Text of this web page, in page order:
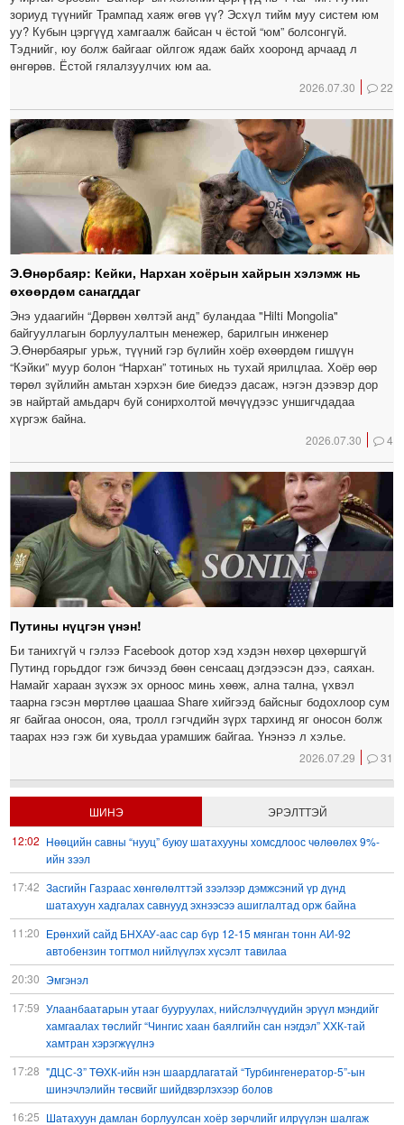
зориуд түүнийг Трампад хаяж өгөв үү? Эсхүл тийм муу систем юм
уу? Кубын цэргүүд хамгаалж байсан ч ёстой “юм” болсонгүй.
Тэднийг, юу болж байгааг ойлгож ядаж байх хооронд арчаад л
өнгөрөв. Ёстой гялалзуулчих юм аа.
2026.07.30 22
Э.Өнөрбаяр: Кейки, Нархан хоёрын хайрын хэлэмж нь
өхөөрдөм санагддаг
Энэ удаагийн “Дөрвөн хөлтэй анд” буландаа "Hilti Mongolia"
байгууллагын борлуулалтын менежер, барилгын инженер
Э.Өнөрбаярыг урьж, түүний гэр бүлийн хоёр өхөөрдөм гишүүн
“Кэйки” муур болон “Нархан” тотиных нь тухай ярилцлаа. Хоёр өөр
төрөл зүйлийн амьтан хэрхэн бие биедээ дасаж, нэгэн дээвэр дор
эв найртай амьдарч буй сонирхолтой мөчүүдээс уншигчдадаа
хүргэж байна.
2026.07.30 4
Путины нүцгэн үнэн!
Би танихгүй ч гэлээ Facebook дотор хэд хэдэн нөхөр цөхөршгүй
Путинд горьддог гэж бичээд бөөн сенсаац дэгдээсэн дээ, саяхан.
Намайг хараан зүхэж эх орноос минь хөөж, ална тална, үхвэл
таарна гэсэн мөртлөө цаашаа Share хийгээд байсныг бодохлоор сум
яг байгаа оносон, ояа, тролл гэгчдийн зүрх тархинд яг оносон болж
таарах нээ гэж би хувьдаа урамшиж байгаа. Үнэнээ л хэлье.
2026.07.29 31
ШИНЭ
ЭРЭЛТТЭЙ
12:02 Нөөцийн савны “нууц” буюу шатахууны хомсдлоос чөлөөлөх 9%-
ийн зээл
17:42 Засгийн Газраас хөнгөлөлттэй зээлээр дэмжсэний үр дүнд
шатахуун хадгалах савнууд эхнээсээ ашиглалтад орж байна
11:20 Ерөнхий сайд БНХАУ-аас сар бүр 12-15 мянган тонн АИ-92
автобензин тогтмол нийлүүлэх хүсэлт тавилаа
20:30 Эмгэнэл
17:59 Улаанбаатарын утааг бууруулах, нийслэлчүүдийн эрүүл мэндийг
хамгаалах төслийг “Чингис хаан баялгийн сан нэгдэл” ХХК-тай
хамтран хэрэгжүүлнэ
17:28 "ДЦС-3” ТӨХК-ийн нэн шаардлагатай “Турбингенератор-5”-ын
шинэчлэлийн төсвийг шийдвэрлэхээр болов
16:25 Шатахуун дамлан борлуулсан хоёр зөрчлийг илрүүлэн шалгаж